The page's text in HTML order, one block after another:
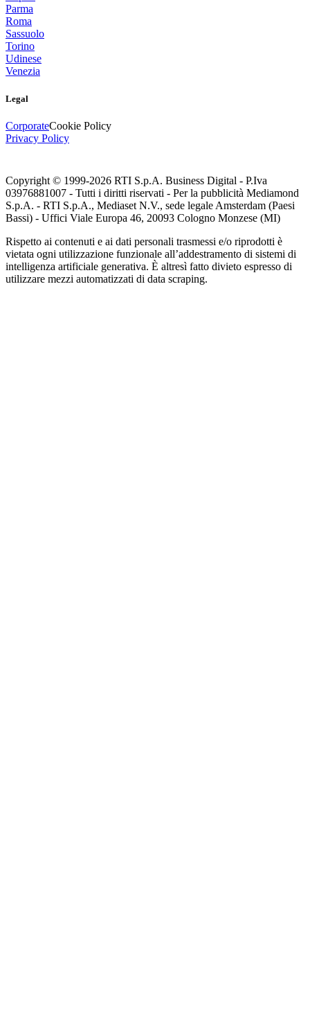
Parma
Roma
Sassuolo
Torino
Udinese
Venezia
Legal
CorporateCookie Policy
Privacy Policy
Copyright © 1999-2026 RTI S.p.A. Business Digital - P.Iva
03976881007 - Tutti i diritti riservati - Per la pubblicità Mediamond
S.p.A. - RTI S.p.A., Mediaset N.V., sede legale Amsterdam (Paesi
Bassi) - Uffici Viale Europa 46, 20093 Cologno Monzese (MI)
Rispetto ai contenuti e ai dati personali trasmessi e/o riprodotti è
vietata ogni utilizzazione funzionale all’addestramento di sistemi di
intelligenza artificiale generativa. È altresì fatto divieto espresso di
utilizzare mezzi automatizzati di data scraping.